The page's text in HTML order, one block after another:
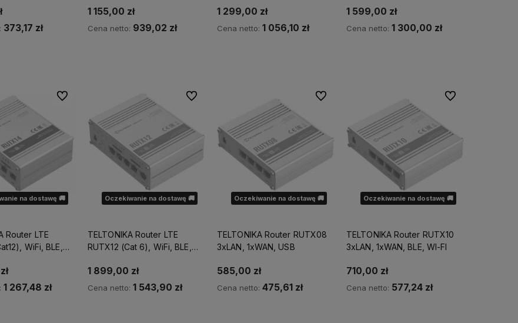
dostawy
Działamy od 2012 roku, mamy więc
10 lat doświadczenia na
Większość naszych produktów jest
dostępnych od ręki, dlatego
373,17 zł
1 155,00 zł
Cena netto: 939,02 zł
1 299,00 zł
Cena netto: 1 056,10 zł
1 599,00 zł
Cena netto: 1 300,00 zł
na dostawę 🚚
Router LTE
WiFi, BLE,
1 267,48 zł
Do ulubionych
Oczekiwanie na dostawę 🚚
TELTONIKA Router LTE
RUTX12 (Cat 6), WiFi, BLE,
1 899,00 zł
Cena netto: 1 543,90 zł
Do ulubionych
Oczekiwanie na dostawę 🚚
TELTONIKA Router RUTX08
3xLAN, 1xWAN, USB
585,00 zł
Cena netto: 475,61 zł
Do ulubionych
Oczekiwanie na dostawę 🚚
TELTONIKA Router RUTX10
3xLAN, 1xWAN, BLE, WI-FI
710,00 zł
Cena netto: 577,24 zł
Do ulubionych